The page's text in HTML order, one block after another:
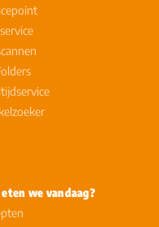
we vandaag?